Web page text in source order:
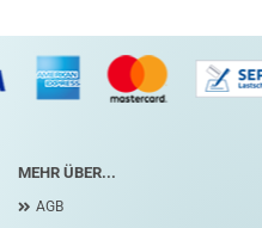
MEHR ÜBER...
AGB